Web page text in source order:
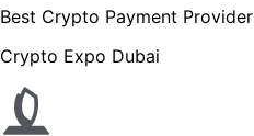
Best Crypto Payment Provider
Crypto Expo Dubai